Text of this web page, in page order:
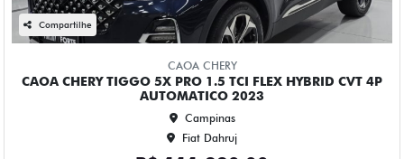
CHEVROLET CRUZE 1.4 TURBO FLEX PREMIER AUTOMATICO
4P 2023
Campinas
Fiat Dahruj
R$ 115.990,00
2022/2023